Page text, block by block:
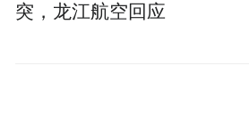
突，龙江航空回应